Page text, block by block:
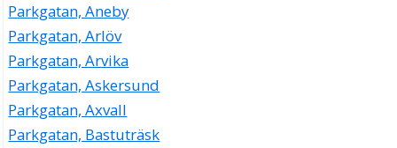
Parkgatan, Aneby
Parkgatan, Arlöv
Parkgatan, Arvika
Parkgatan, Askersund
Parkgatan, Axvall
Parkgatan, Bastuträsk